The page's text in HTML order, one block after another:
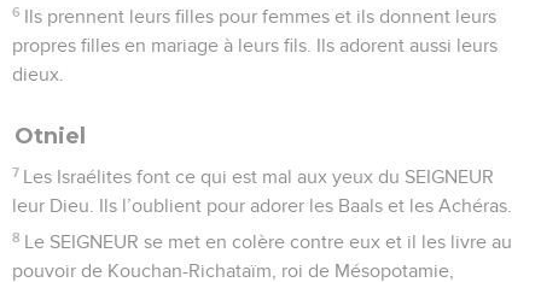
6 Ils prennent leurs filles pour femmes et ils donnent leurs
propres filles en mariage à leurs fils. Ils adorent aussi leurs
dieux.
Otniel
7 Les Israélites font ce qui est mal aux yeux du SEIGNEUR
leur Dieu. Ils l’oublient pour adorer les Baals et les Achéras.
8 Le SEIGNEUR se met en colère contre eux et il les livre au
pouvoir de Kouchan-Richataïm, roi de Mésopotamie,